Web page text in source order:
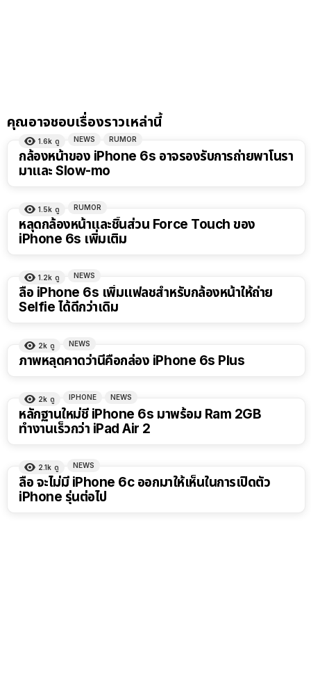
คุณอาจชอบเรื่องราวเหล่านี้
1.6k ดู NEWS RUMOR
กล้องหน้าของ iPhone 6s อาจรองรับการถ่ายพาโนรา
มาและ Slow-mo
1.5k ดู RUMOR
หลุดกล้องหน้าและชิ้นส่วน Force Touch ของ
iPhone 6s เพิ่มเติม
1.2k ดู NEWS
ลือ iPhone 6s เพิ่มแฟลชสำหรับกล้องหน้าให้ถ่าย
Selfie ได้ดีกว่าเดิม
2k ดู NEWS
ภาพหลุดคาดว่านี่คือกล่อง iPhone 6s Plus
2k ดู IPHONE NEWS
หลักฐานใหม่ชี้ iPhone 6s มาพร้อม Ram 2GB
ทำงานเร็วกว่า iPad Air 2
2.1k ดู NEWS
ลือ จะไม่มี iPhone 6c ออกมาให้เห็นในการเปิดตัว
iPhone รุ่นต่อไป